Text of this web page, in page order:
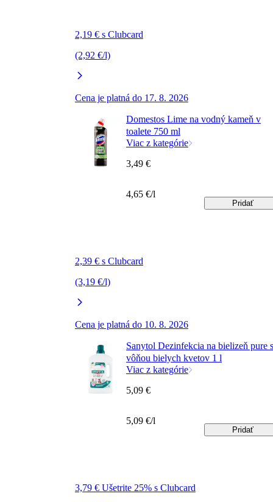
2,19 € s Clubcard
(2,92 €/l)
Cena je platná do 17. 8. 2026
Domestos Lime na vodný kameň v
toalete 750 ml
Viac z kategórie
2,39 € s Clubcard
(3,19 €/l)
Cena je platná do 10. 8. 2026
3,49 €
4,65 €/l
Pridať
Sanytol Dezinfekcia na bielizeň pure s
vôňou bielych kvetov 1 l
Viac z kategórie
3,79 € Ušetrite 25% s Clubcard
5,09 €
5,09 €/l
Pridať